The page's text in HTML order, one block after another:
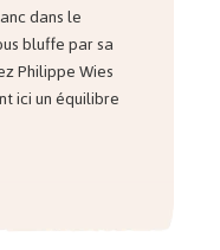
dans le
bluffe par sa
Philippe Wies
ici un équilibre